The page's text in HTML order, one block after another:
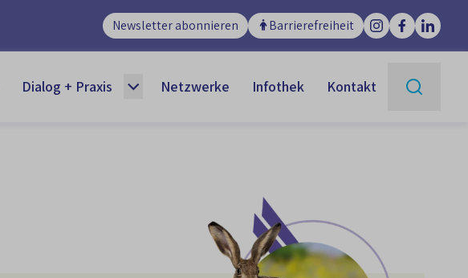
Newsletter abonnieren Barrierefreiheit
Dialog + Praxis Netzwerke Infothek Kontakt